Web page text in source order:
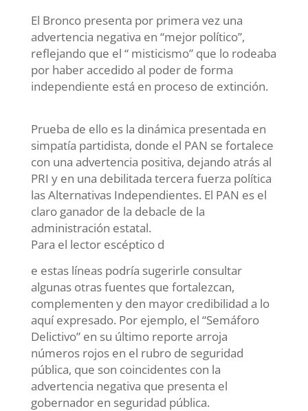
El Bronco presenta por primera vez una
advertencia negativa en “mejor político”,
reflejando que el “ misticismo” que lo rodeaba
por haber accedido al poder de forma
independiente está en proceso de extinción.
Prueba de ello es la dinámica presentada en
simpatía partidista, donde el PAN se fortalece
con una advertencia positiva, dejando atrás al
PRI y en una debilitada tercera fuerza política
las Alternativas Independientes. El PAN es el
claro ganador de la debacle de la
administración estatal.
Para el lector escéptico d
e estas líneas podría sugerirle consultar
algunas otras fuentes que fortalezcan,
complementen y den mayor credibilidad a lo
aquí expresado. Por ejemplo, el “Semáforo
Delictivo” en su último reporte arroja
números rojos en el rubro de seguridad
pública, que son coincidentes con la
advertencia negativa que presenta el
gobernador en seguridad pública.